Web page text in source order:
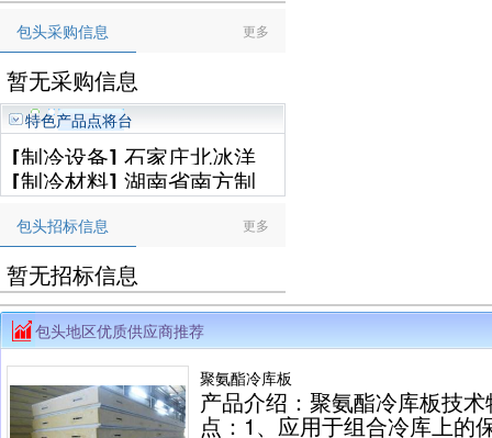
更多
包头采购信息
暂无采购信息
特色产品点将台
[制冷设备] 石家庄北冰洋
制冷设备工程有限公司
[制冷材料] 湖南省南方制
冷设备有限公司
更多
包头招标信息
暂无招标信息
包头地区优质供应商推荐
聚氨酯冷库板
产品介绍：聚氨酯冷库板技术
点：1、应用于组合冷库上的